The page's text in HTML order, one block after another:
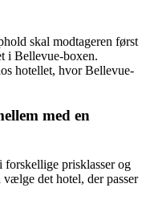
skal modtageren først
i Bellevue-boxen.
hotellet, hvor Bellevue-
med en
prisklasser og
vælge det hotel, der passer